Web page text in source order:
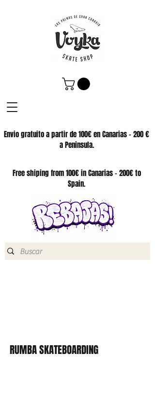
Envio gratuito a partir de 100€ en Canarias - 200 €
a Peninsula.
SKATE SHOP
Free shiping from 100€ in Canarias - 200€ to
Spain.
RUMBA SKATEBOARDING